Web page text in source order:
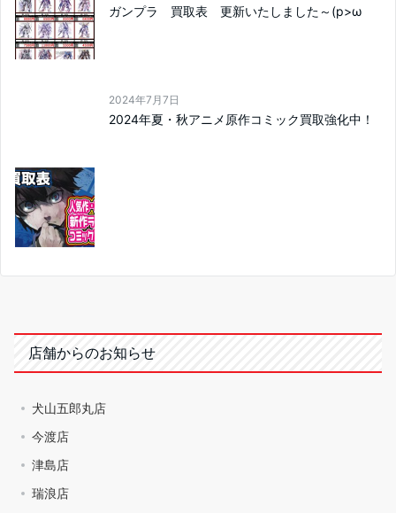
ガンプラ 買取表 更新いたしました～(p>ω
2024年7月7日
2024年夏・秋アニメ原作コミック買取強化中！
店舗からのお知らせ
犬山五郎丸店
今渡店
津島店
瑞浪店